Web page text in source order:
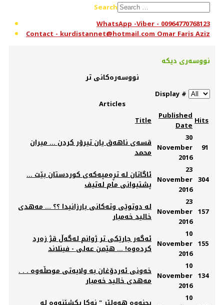
Search
WhatsApp -Viber - 00964770768123
Contact - kurdistannet@hotmail.com Omar Faris Aziz
نووسەری دیکە
نووسەرەکانی تر
Display #
Articles
Title Published
DateHits
قسەی ناهەق یان تیرۆر کردن ... میران
محمد
30
November
2016
91
ئاگاتان له‌ تڕه‌مپه‌که‌ی کوردستان بێت ...
پشتیوانی مام له‌تیف
23
November
2016
304
لە دوتوێی وتەکانی بارزانیدا ؟؟ ... مەهدی
خالید خەمبار
23
November
2016
157
ئه‌گه‌ر جارێكی تر ژوانم له‌گه‌ڵ قژ زه‌رد
كرده‌وه‌! ... هێمن عه‌لی - فینلاند
10
November
2016
155
خەونی ئەردۆغان بە ولایەتی موصڵەوە . . .
مەهدی خالید خەمبار
10
November
2016
134
10